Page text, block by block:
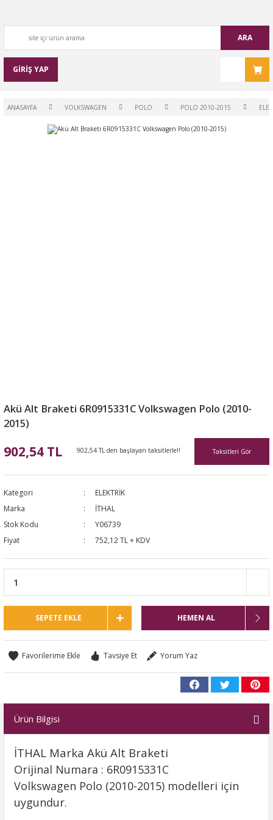
ARA
GİRİŞ YAP
ANASAYFA VOLKSWAGEN POLO POLO 2010-2015
Akü Alt Braketi 6R0915331C Volkswagen Polo (2010-
2015)
902,54 TL 902,54 TL den başlayan taksitlerle!! Taksitleri Gör
Kategori
ELEKTRİK
Marka
İTHAL
Stok Kodu
Y06739
Fiyat
752,12 TL + KDV
SEPETE EKLE HEMEN AL
Tavsiye Et Yorum Yaz
Ürün Bilgisi
İTHAL Marka Akü Alt Braketi
Orijinal Numara : 6R0915331C
Volkswagen Polo (2010-2015) modelleri için
uygundur.